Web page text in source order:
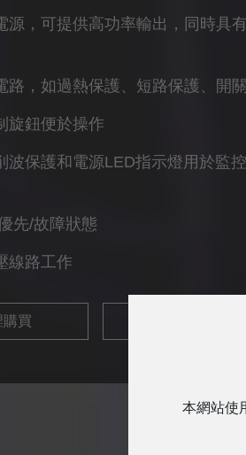
源，可提供高功率輸出，同時具
路，如過熱保護、短路保護、開
旋鈕便於操作
波保護和電源LED指示燈用於監
先/故障狀態
線路工作
購買
本網站使